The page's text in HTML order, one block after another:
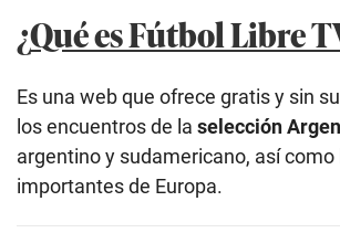
¿Qué es Fútbol Libre
Es una web que ofrece gratis y sin
los encuentros de la selección
argentino y sudamericano, así
importantes de Europa.